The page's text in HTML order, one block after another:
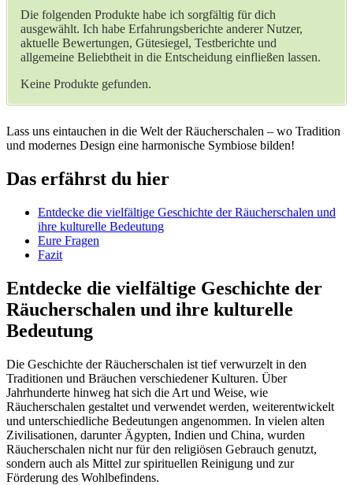
Die folgenden Produkte habe ich sorgfältig für dich
ausgewählt. Ich habe Erfahrungsberichte anderer Nutzer,
aktuelle Bewertungen, Gütesiegel, Testberichte und
allgemeine Beliebtheit in die Entscheidung einfließen lassen.
Keine Produkte gefunden.
Lass uns eintauchen in die Welt der Räucherschalen – wo Tradition
und modernes Design eine harmonische Symbiose bilden!
Das erfährst du hier
Entdecke die vielfältige Geschichte der Räucherschalen und
ihre kulturelle Bedeutung
Eure Fragen
Fazit
Entdecke die vielfältige Geschichte der
Räucherschalen und ihre kulturelle
Bedeutung
Die Geschichte der Räucherschalen ist tief verwurzelt in den
Traditionen und Bräuchen verschiedener Kulturen. Über
Jahrhunderte hinweg hat sich die Art und Weise, wie
Räucherschalen gestaltet und verwendet werden, weiterentwickelt
und unterschiedliche Bedeutungen angenommen. In vielen alten
Zivilisationen, darunter Ägypten, Indien und China, wurden
Räucherschalen nicht nur für den religiösen Gebrauch genutzt,
sondern auch als Mittel zur spirituellen Reinigung und zur
Förderung des Wohlbefindens.